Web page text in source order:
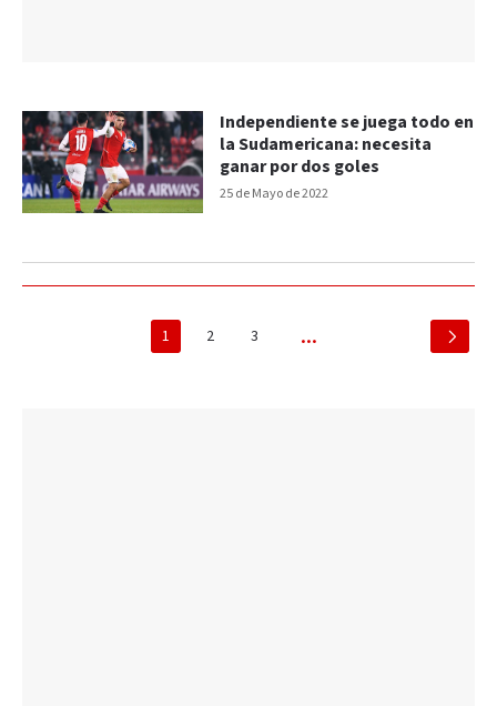
25 de Mayo de 2022
Independiente se juega todo en
la Sudamericana: necesita
ganar por dos goles
1 2 3